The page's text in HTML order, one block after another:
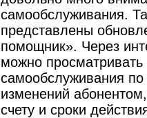
самообслуживания.
представлены
помощник». Через
можно
самообслуживания по
изменений
счету и сроки